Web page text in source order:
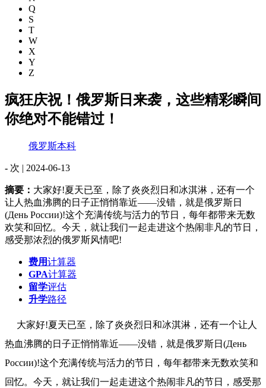
Q
S
T
W
X
Y
Z
疯狂庆祝！俄罗斯日来袭，这些精彩瞬间
你绝对不能错过！
俄罗斯本科
- 次 | 2024-06-13
摘要： 大家好!夏天已至，除了炎炎烈日和冰淇淋，还有一个
让人热血沸腾的日子正悄悄靠近——没错，就是俄罗斯日
(День России)!这个充满传统与活力的节日，每年都带来无数
欢笑和回忆。今天，就让我们一起走进这个热闹非凡的节日，
感受那浓烈的俄罗斯风情吧!
费用计算器
GPA计算器
留学评估
升学路径
大家好!夏天已至，除了炎炎烈日和冰淇淋，还有一个让人
热血沸腾的日子正悄悄靠近——没错，就是俄罗斯日(День
России)!这个充满传统与活力的节日，每年都带来无数欢笑和
回忆。今天，就让我们一起走进这个热闹非凡的节日，感受那